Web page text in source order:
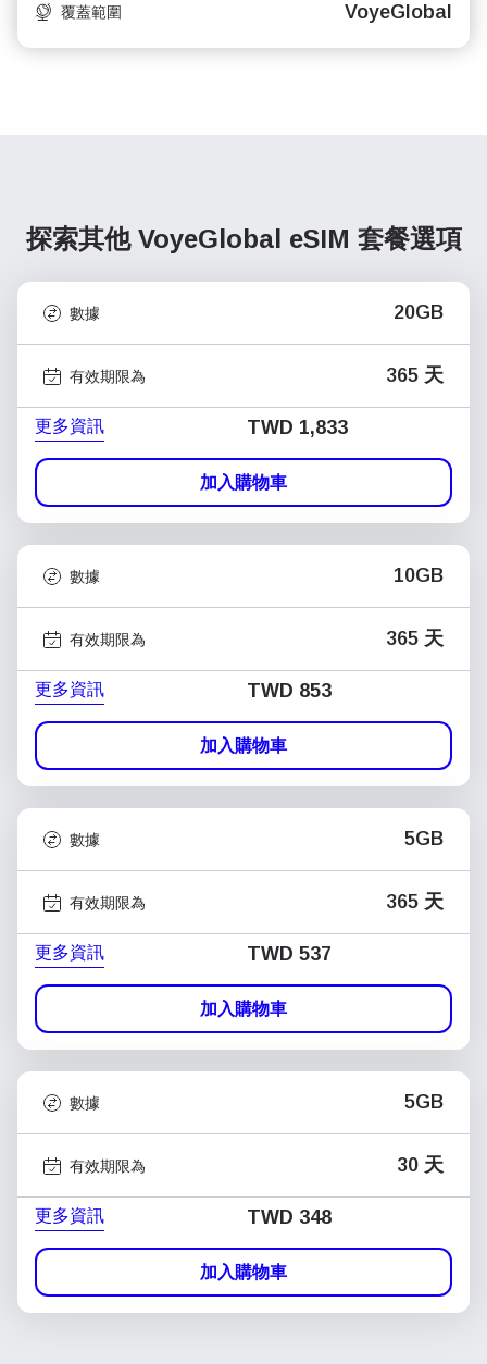
覆蓋範圍 VoyeGlobal
探索其他 VoyeGlobal eSIM 套餐選項
數據 20GB
有效期限為 365 天
更多資訊 TWD 1,833
加入購物車
數據 10GB
有效期限為 365 天
更多資訊 TWD 853
加入購物車
數據 5GB
有效期限為 365 天
更多資訊 TWD 537
加入購物車
數據 5GB
有效期限為 30 天
更多資訊 TWD 348
加入購物車